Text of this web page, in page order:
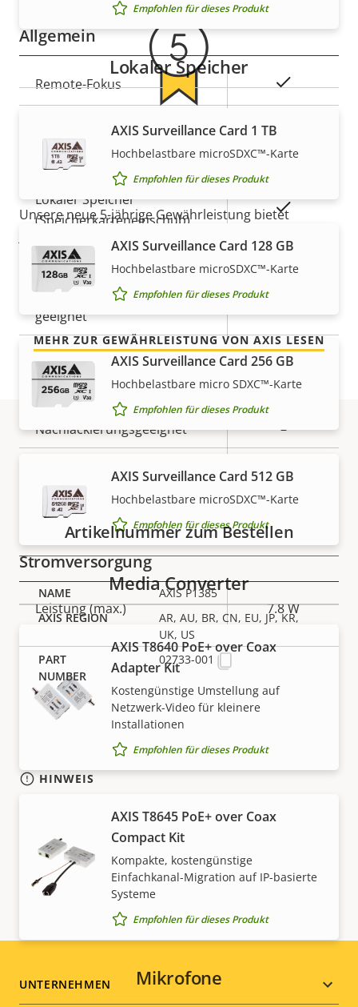
Allgemein
Eigentumsbeschreibung Eigentumswert
Remote-Fokus Ja
Remote-Zoom
Integrierte IR-Beleuchtung –
Lokaler Speicher
(Speicherkarteneinschub)
Betriebstemperatur
Für den Außenbereich
geeignet
Vandalismus-Schutzklasse -
IP-Schutzklasse -
Nachlackierungsgeeignet –
Nachhaltigkeit
BFR/CFR
free
Stromversorgung
Eigentumsbeschreibung Eigentumswert
Leistung (max.) 7.8 W
Leistung (durchschnittlich) 3.2 W
DC-Eingangsspannung 10-28 V
Empfohlen für dieses Produkt
Lokaler Speicher
AXIS Surveillance Card 1 TB
Hochbelastbare microSDXC™-Karte
Empfohlen für dieses Produkt
AXIS Surveillance Card 128 GB
Hochbelastbare microSDXC™-Karte
Empfohlen für dieses Produkt
AXIS Surveillance Card 256 GB
Hochbelastbare micro SDXC™-Karte
Empfohlen für dieses Produkt
AXIS Surveillance Card 512 GB
Hochbelastbare microSDXC™-Karte
Empfohlen für dieses Produkt
Media Converter
AXIS T8640 PoE+ over Coax
Adapter Kit
Kostengünstige Umstellung auf
Netzwerk-Video für kleinere
Installationen
Empfohlen für dieses Produkt
AXIS T8645 PoE+ over Coax
Compact Kit
Kompakte, kostengünstige
Einfachkanal-Migration auf IP-basierte
Systeme
Empfohlen für dieses Produkt
Mikrofone
5-Jahres-Gewährleistung für
ein sicheres Gefühl
Unsere neue 5-jährige Gewährleistung bietet
über Ihre Kosten. Es gibt keine Überraschungen im
Kleingedruckten – was wir versprechen, ist genau
das, was Sie bekommen.
MEHR ZUR GEWÄHRLEISTUNG VON AXIS LESEN
Artikelnummern
Artikelnummer zum Bestellen
AXIS P1385
AR, AU, BR, CN, EU, JP, KR,
UK, US
02733-001
HINWEIS
Exportkontrollbestimmungen der USA und der EU
sowie anderer nationaler Exportkontrollgesetze.
Finden Sie hier Compliance-Informationen zum
Export für Ihr Produkt.
Footer
UNTERNEHMEN